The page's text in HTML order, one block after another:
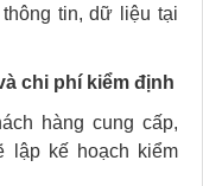
tin, dữ liệu tại
chi phí kiểm định
hàng cung cấp,
lập kế hoạch kiểm